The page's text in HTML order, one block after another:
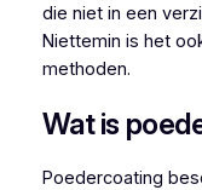
die niet in een
Niettemin is het
methoden.
Wat is
Poedercoating